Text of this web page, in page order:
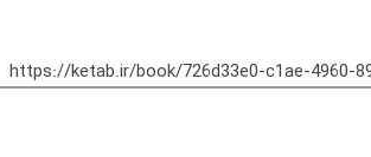
https://ketab.ir/book/726d33e0-c1ae-4960-